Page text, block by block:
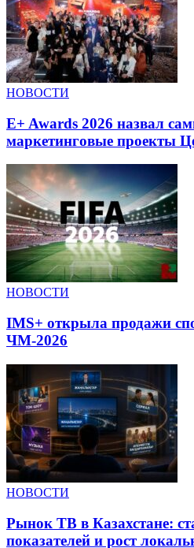
НОВОСТИ
E+ Awards 2026 назвал
маркетинговые проекты
НОВОСТИ
IMS+ открыла продажи
ЧМ-2026
НОВОСТИ
Рынок ТВ в Казахстане:
показателей и рост